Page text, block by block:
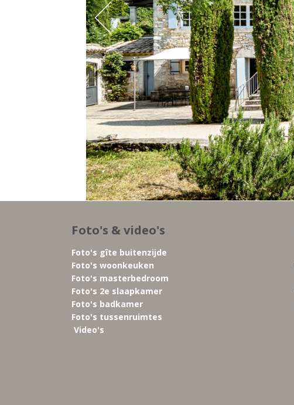
Foto's & video's
Foto's gîte buitenzijde
Foto's woonkeuken
Foto's masterbedroom
Foto's 2e slaapkamer
Foto's badkamer
Foto's tussenruimtes
Video's